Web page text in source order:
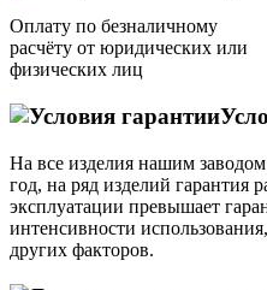
Оплату по безналичному
расчёту от юридических или
физических лиц
На все изделия нашим заводом
год, на ряд изделий гарантия
эксплуатации превышает
интенсивности
других факторов.